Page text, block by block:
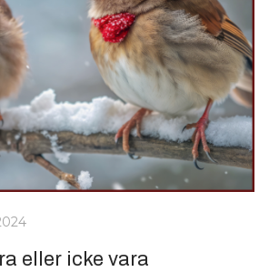
eller icke vara